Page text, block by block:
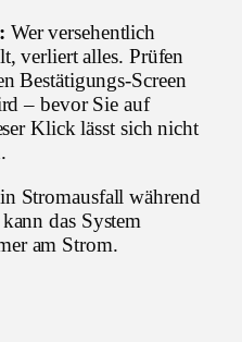
Wer versehentlich
verliert alles. Prüfen
Bestätigungs-Screen
– bevor Sie auf
Klick lässt sich nicht
Stromausfall während
das System
am Strom.